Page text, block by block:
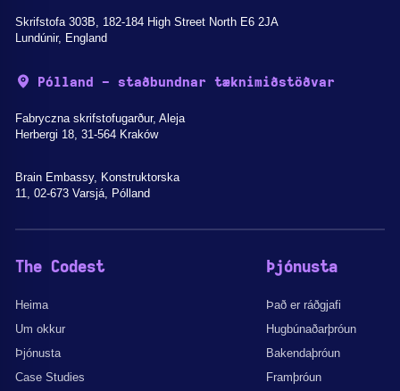
Skrifstofa 303B, 182-184 High Street North E6 2JA
Lundúnir, England
Pólland - staðbundnar tæknimiðstöðvar
Fabryczna skrifstofugarður, Aleja
Herbergi 18, 31-564 Kraków
Brain Embassy, Konstruktorska
11, 02-673 Varsjá, Pólland
The Codest
Heima
Um okkur
Þjónusta
Case Studies
Þjónusta
Það er ráðgjafi
Hugbúnaðarþróun
Bakendaþróun
Framþróun